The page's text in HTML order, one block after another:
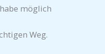
möglich
Weg.